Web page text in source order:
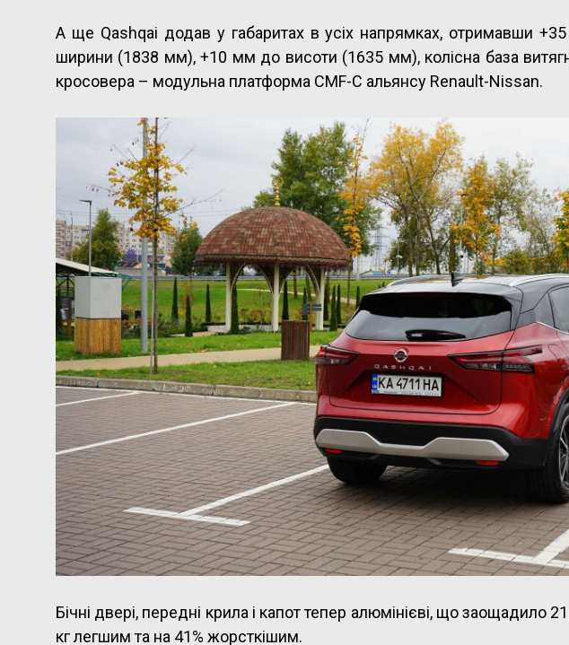
А ще Qashqai додав у габаритах в усіх напрямках, отримавши
ширини (1838 мм), +10 мм до висоти (1635 мм), колісна база
кросовера – модульна платформа CMF-C альянсу Renault-Nissan.
Бічні двері, передні крила і капот тепер алюмінієві, що заощадило
кг легшим та на 41% жорсткішим.